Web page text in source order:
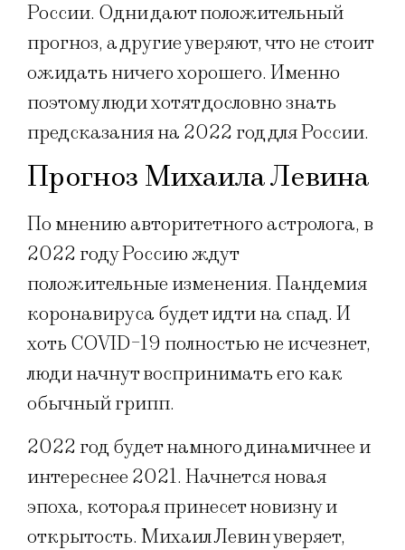
России. Одни дают положительный
прогноз, а другие уверяют, что не стоит
ожидать ничего хорошего. Именно
поэтому люди хотят дословно знать
предсказания на 2022 год для России.
Прогноз Михаила Левина
По мнению авторитетного астролога, в
2022 году Россию ждут
положительные изменения. Пандемия
коронавируса будет идти на спад. И
хоть COVID-19 полностью не исчезнет,
люди начнут воспринимать его как
обычный грипп.
2022 год будет намного динамичнее и
интереснее 2021. Начнется новая
эпоха, которая принесет новизну и
открытость. Михаил Левин уверяет,